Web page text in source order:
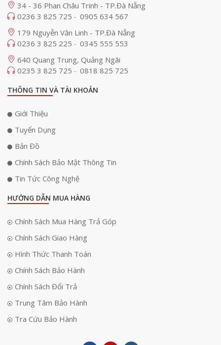
34 - 36 Phan Châu Trinh - TP.Đà Nẵng
0236 3 825 725 - 0905 634 567
179 Nguyễn Văn Linh - TP.Đà Nẵng
0236 3 825 225 - 0345 555 553
640 Quang Trung, Quảng Ngãi
0235 3 825 725 - 0818 825 725
THÔNG TIN VÀ TÀI KHOẢN
Giới Thiệu
Tuyển Dụng
Bản Đồ
Chính Sách Bảo Mật Thông Tin
Tin Tức Công Nghệ
HƯỚNG DẪN MUA HÀNG
Chính Sách Mua Hàng Trả Góp
Chính Sách Giao Hàng
Hình Thức Thanh Toán
Chính Sách Bảo Hành
Chính Sách Đổi Trả
Trung Tâm Bảo Hành
Tra Cứu Bảo Hành